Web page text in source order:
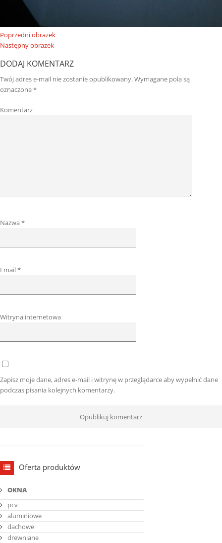
Poprzedni obrazek
Następny obrazek
DODAJ KOMENTARZ
Twój adres e-mail nie zostanie opublikowany.Wymagane pola są
oznaczone*
Komentarz
Nazwa*
Email*
Witryna internetowa
Zapisz moje dane, adres e-mail i witrynę w przeglądarce aby wypełnić dane
podczas pisania kolejnych komentarzy.
Oferta produktów
OKNA
pcv
aluminiowe
dachowe
drewniane